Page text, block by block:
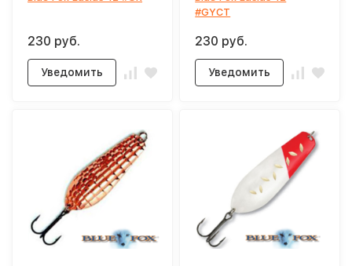
230 руб.
Уведомить
#GYCT
230 руб.
Уведомить